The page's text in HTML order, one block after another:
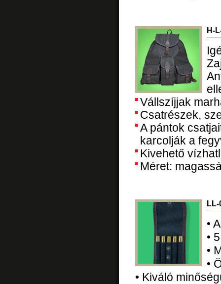
H-
Vállszíjjak
Csatrészek,
A pántok
karcolják a
Kivehető
Méret:
•
•
•
•
• Kiváló